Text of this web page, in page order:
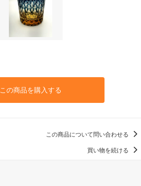
この商品を購入する
この商品について問い合わせる
買い物を続ける